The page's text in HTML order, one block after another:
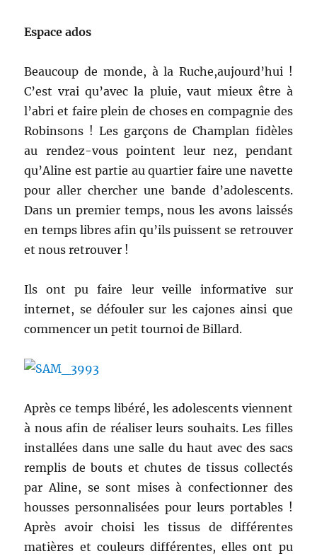
Espace ados
Beaucoup de monde, à la Ruche,aujourd’hui !
C’est vrai qu’avec la pluie, vaut mieux être à
l’abri et faire plein de choses en compagnie des
Robinsons ! Les garçons de Champlan fidèles
au rendez-vous pointent leur nez, pendant
qu’Aline est partie au quartier faire une navette
pour aller chercher une bande d’adolescents.
Dans un premier temps, nous les avons laissés
en temps libres afin qu’ils puissent se retrouver
et nous retrouver !
Ils ont pu faire leur veille informative sur
internet, se défouler sur les cajones ainsi que
commencer un petit tournoi de Billard.
Après ce temps libéré, les adolescents viennent
à nous afin de réaliser leurs souhaits. Les filles
installées dans une salle du haut avec des sacs
remplis de bouts et chutes de tissus collectés
par Aline, se sont mises à confectionner des
housses personnalisées pour leurs portables !
Après avoir choisi les tissus de différentes
matières et couleurs différentes, elles ont pu